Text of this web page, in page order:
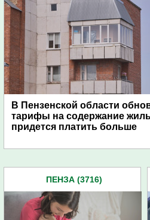
В Пензенской области
тарифы на содержание
придется платить больше
ПЕНЗА (3716)